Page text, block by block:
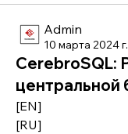
Admin
10 марта 2024 г.
CerebroSQL:
центральной
[EN]
[RU]